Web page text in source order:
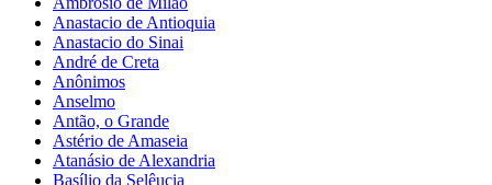
Anastacio de Antioquia
Anastacio do Sinai
André de Creta
Anônimos
Anselmo
Antão, o Grande
Astério de Amaseia
Atanásio de Alexandria
Basílio da Selêucia